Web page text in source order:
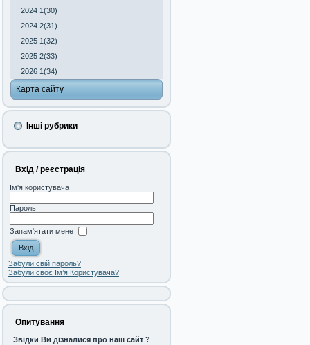
2024 1(30)
2024 2(31)
2025 1(32)
2025 2(33)
2026 1(34)
Карта сайту
Інші рубрики
Вхід / реєстрація
Ім'я користувача
Пароль
Запам'ятати мене
Забули свій пароль?
Забули своє Ім’я Користувача?
Опитування
Звідки Ви дізналися про наш сайт ?